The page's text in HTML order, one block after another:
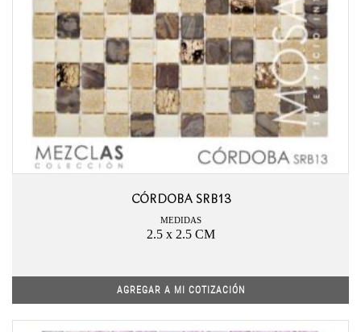
CÓRDOBA SRB13
MEDIDAS
2.5 x 2.5 CM
AGREGAR A MI COTIZACIÓN